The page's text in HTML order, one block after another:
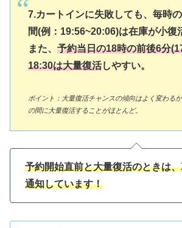
7.カートインに失敗しても、毎時
間(例：19:56~20:06)は在庫が小復
また、 予約当日の18時の前後6分
18:30は大量復活しやすい。
ポイント：大量復活チャンスの傾向はよく変わる
の間に大量復活することがほとんど。
予約開始直前と大量復活のときは
通知しています！